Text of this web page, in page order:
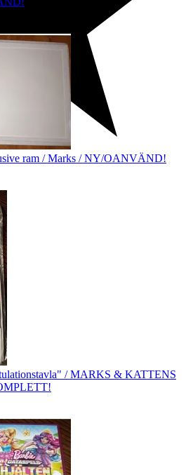
ram / Marks / NY/OANVÄND!
/ MARKS & KATTENS